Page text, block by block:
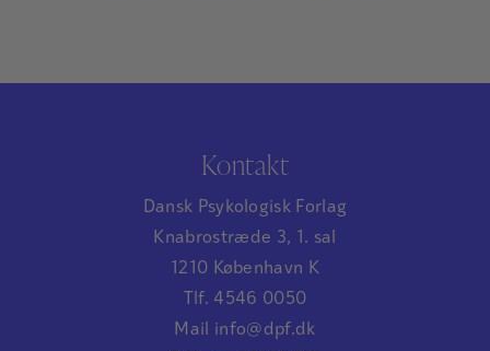
Kontakt
Dansk Psykologisk Forlag
Knabrostræde 3, 1. sal
1210 København K
Tlf. 4546 0050
Mail info@dpf.dk